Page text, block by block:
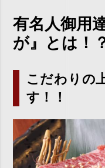
有名人御用
が』とは！
こだわりの
す！！